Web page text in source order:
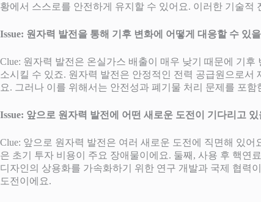
황에서 스스로를 안전하게 유지할 수 있어요. 이러한 기술
Issue: 원자력 발전을 통해 기후 변화에 어떻게 대응할 수 있
Clue: 원자력 발전은 온실가스 배출이 매우 낮기 때문에 기
소시킬 수 있죠. 원자력 발전은 안정적인 전력 공급원으로
요. 그러나 이를 위해서는 안전성과 폐기물 처리 문제를 포
Issue: 앞으로 원자력 발전에 어떤 새로운 도전이 기다리고 있
Clue: 앞으로 원자력 발전은 여러 새로운 도전에 직면해 있
은 초기 투자 비용이 주요 장애물이에요. 둘째, 사용 후 핵연
디자인의 상용화를 가속화하기 위한 연구 개발과 국제 협력
도전이에요.